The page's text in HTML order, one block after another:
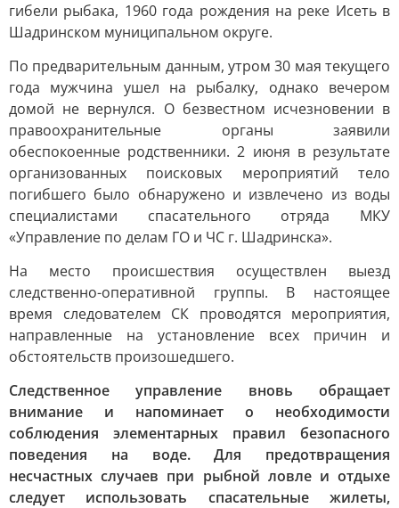
гибели рыбака, 1960 года рождения на реке Исеть в
Шадринском муниципальном округе.
По предварительным данным, утром 30 мая текущего
года мужчина ушел на рыбалку, однако вечером
домой не вернулся. О безвестном исчезновении в
правоохранительные органы заявили
обеспокоенные родственники. 2 июня в результате
организованных поисковых мероприятий тело
погибшего было обнаружено и извлечено из воды
специалистами спасательного отряда МКУ
«Управление по делам ГО и ЧС г. Шадринска».
На место происшествия осуществлен выезд
следственно-оперативной группы. В настоящее
время следователем СК проводятся мероприятия,
направленные на установление всех причин и
обстоятельств произошедшего.
Следственное управление вновь обращает
внимание и напоминает о необходимости
соблюдения элементарных правил безопасного
поведения на воде. Для предотвращения
несчастных случаев при рыбной ловле и отдыхе
следует использовать спасательные жилеты,